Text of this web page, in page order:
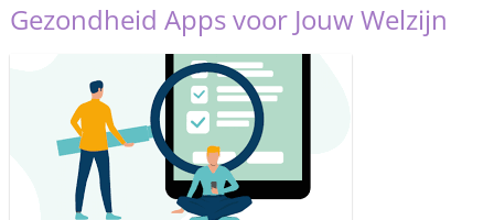
Gezondheid Apps voor Jouw Welzijn